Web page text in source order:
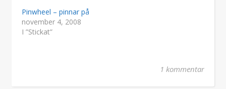
Pinwheel – pinnar på
november 4, 2008
I ”Stickat”
1 kommentar